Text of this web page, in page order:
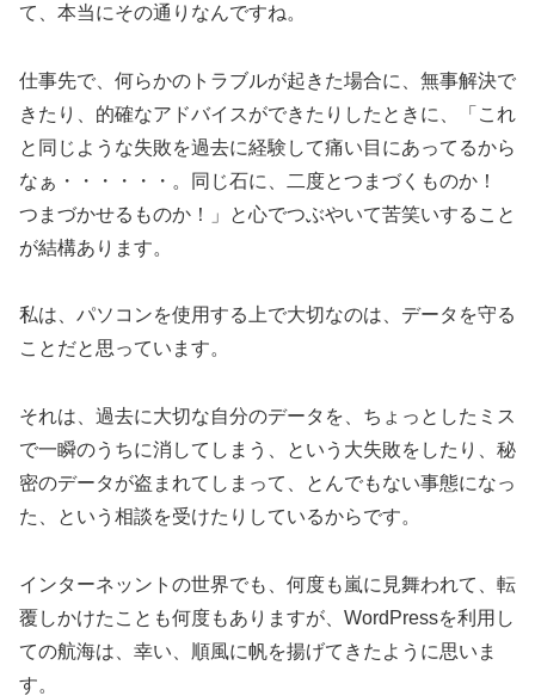
て、本当にその通りなんですね。
仕事先で、何らかのトラブルが起きた場合に、無事解決で
きたり、的確なアドバイスができたりしたときに、「これ
と同じような失敗を過去に経験して痛い目にあってるから
なぁ・・・・・・。同じ石に、二度とつまづくものか！
つまづかせるものか！」と心でつぶやいて苦笑いすること
が結構あります。
私は、パソコンを使用する上で大切なのは、データを守る
ことだと思っています。
それは、過去に大切な自分のデータを、ちょっとしたミス
で一瞬のうちに消してしまう、という大失敗をしたり、秘
密のデータが盗まれてしまって、とんでもない事態になっ
た、という相談を受けたりしているからです。
インターネッントの世界でも、何度も嵐に見舞われて、転
覆しかけたことも何度もありますが、WordPressを利用し
ての航海は、幸い、順風に帆を揚げてきたように思いま
す。